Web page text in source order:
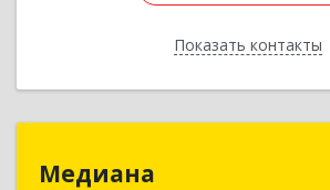
Показать контакты
Назад
Медиана